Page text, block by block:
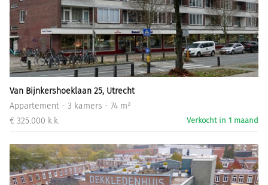
Informatiegesprek
Inloggen
Van Bijnkershoeklaan 25, Utrecht
Appartement - 3 kamers - 74 m²
€ 325.000 k.k.
Verkocht in 1 maand